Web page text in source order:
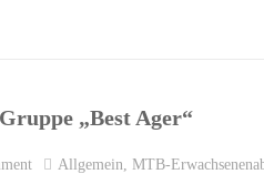
„Best Ager“
Allgemein, MTB-